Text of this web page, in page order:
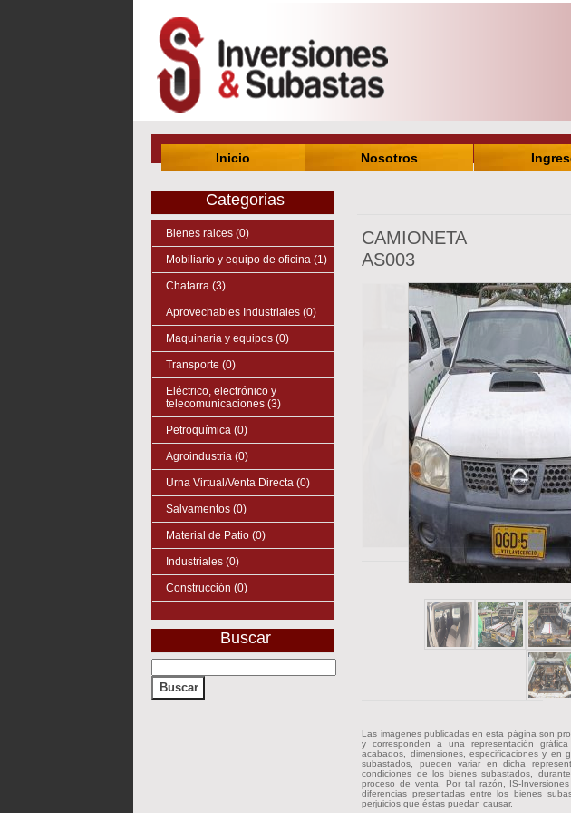
Inicio Nosotros
Categorias
Bienes raices (0)
Mobiliario y equipo de oficina (1)
Chatarra (3)
Aprovechables Industriales (0)
Maquinaria y equipos (0)
Transporte (0)
Eléctrico, electrónico y
telecomunicaciones (3)
Petroquímica (0)
Agroindustria (0)
Urna Virtual/Venta Directa (0)
Salvamentos (0)
Material de Patio (0)
Industriales (0)
Construcción (0)
Buscar
CAMIONETA
AS003
Las imágenes publicadas en esta página son
y corresponden a una representación
acabados, dimensiones, especificaciones y en
subastados, pueden variar en dicha
condiciones de los bienes subastados,
proceso de venta. Por tal razón, IS-
diferencias presentadas entre los bienes
perjuicios que éstas puedan causar.